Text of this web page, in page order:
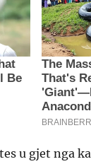
u gjet nga